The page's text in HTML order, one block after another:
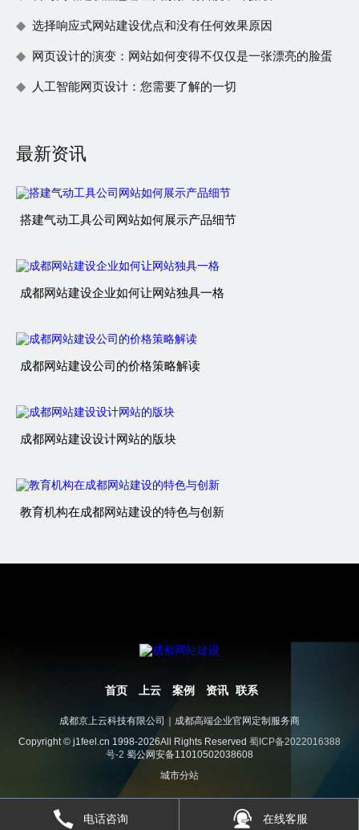
电话咨询 在线客服
选择响应式网站建设优点和没有任何效果原因
网页设计的演变：网站如何变得不仅仅是一张漂亮的脸蛋
人工智能网页设计：您需要了解的一切
最新资讯
搭建气动工具公司网站如何展示产品细节
成都网站建设企业如何让网站独具一格
成都网站建设公司的价格策略解读
成都网站建设设计网站的版块
教育机构在成都网站建设的特色与创新
首页 上云 案例 资讯 联系
成都京上云科技有限公司｜成都高端企业官网定制服务商
Copyright © j1feel.cn 1998-2026All Rights Reserved 蜀ICP备2022016388
号-2 蜀公网安备11010502038608
城市分站